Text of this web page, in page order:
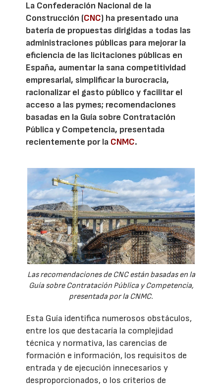
La Confederación Nacional de la
Construcción (CNC) ha presentado una
batería de propuestas dirigidas a todas las
administraciones públicas para mejorar la
eficiencia de las licitaciones públicas en
España, aumentar la sana competitividad
empresarial, simplificar la burocracia,
racionalizar el gasto público y facilitar el
acceso a las pymes; recomendaciones
basadas en la Guía sobre Contratación
Pública y Competencia, presentada
recientemente por la CNMC.
Las recomendaciones de CNC están basadas en la
Guía sobre Contratación Pública y Competencia,
presentada por la CNMC.
Esta Guía identifica numerosos obstáculos,
entre los que destacaría la complejidad
técnica y normativa, las carencias de
formación e información, los requisitos de
entrada y de ejecución innecesarios y
desproporcionados, o los criterios de